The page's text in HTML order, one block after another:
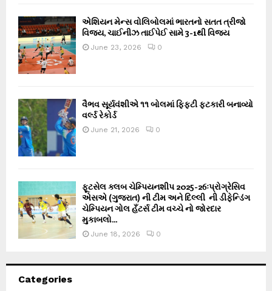
એશિયન મેન્સ વોલિબોલમાં ભારતનો સતત ત્રીજો
વિજય, ચાઈનીઝ તાઈપેઈ સામે 3-1થી વિજય
June 23, 2026 0
વૈભવ સૂર્યવંશીએ ૧૧ બોલમાં ફિફ્ટી ફટકારી બનાવ્યો
વર્લ્ડ રેકોર્ડ
June 21, 2026 0
ફૂટસેલ ક્લબ ચેમ્પિયનશીપ 2025-26ઃપ્રોગ્રેસિવ
એસએ (ગુજરાત) ની ટીમ અને દિલ્લી ની ડીફેન્ડિંગ
ચેમ્પિયન ગોલ હઁટર્સ ટીમ વચ્ચે નો જોરદાર
મુકાબલો...
June 18, 2026 0
Categories